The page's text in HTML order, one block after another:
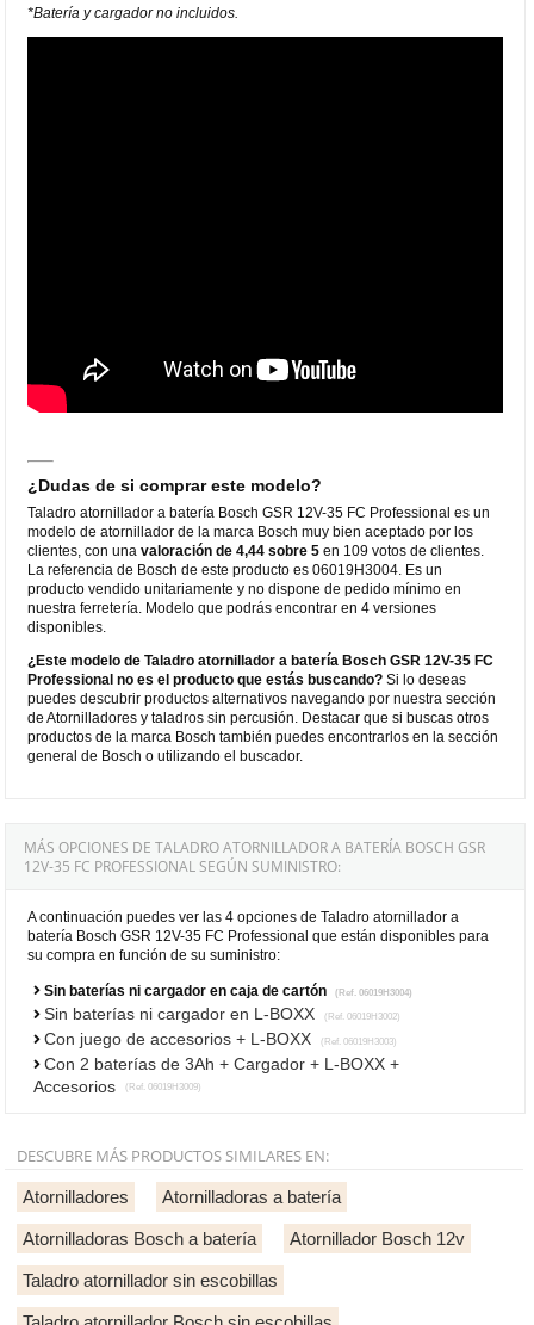
*Batería y cargador no incluidos.
¿Dudas de si comprar este modelo?
Taladro atornillador a batería Bosch GSR 12V-35 FC Professional es un
modelo de atornillador de la marca Bosch muy bien aceptado por los
clientes, con unavaloración de 4,44 sobre 5 en 109 votos de clientes.
La referencia de Bosch de este producto es 06019H3004. Es un
producto vendido unitariamente y no dispone de pedido mínimo en
nuestra ferretería. Modelo que podrás encontrar en 4 versiones
disponibles.
¿Este modelo de Taladro atornillador a batería Bosch GSR 12V-35 FC
Professional no es el producto que estás buscando? Si lo deseas
puedes descubrir productos alternativos navegando por nuestra sección
de Atornilladores y taladros sin percusión. Destacar que si buscas otros
productos de la marca Bosch también puedes encontrarlos en la sección
general de Bosch o utilizando el buscador.
MÁS OPCIONES DE TALADRO ATORNILLADOR A BATERÍA BOSCH GSR
12V-35 FC PROFESSIONAL SEGÚN SUMINISTRO:
A continuación puedes ver las 4 opciones de Taladro atornillador a
batería Bosch GSR 12V-35 FC Professional que están disponibles para
su compra en función de su suministro:
Sin baterías ni cargador en caja de cartón (Ref. 06019H3004)
Sin baterías ni cargador en L-BOXX (Ref. 06019H3002)
Con juego de accesorios + L-BOXX (Ref. 06019H3003)
Con 2 baterías de 3Ah + Cargador + L-BOXX +
Accesorios (Ref. 06019H3009)
DESCUBRE MÁS PRODUCTOS SIMILARES EN:
Atornilladores Atornilladoras a batería
Atornilladoras Bosch a batería Atornillador Bosch 12v
Taladro atornillador sin escobillas